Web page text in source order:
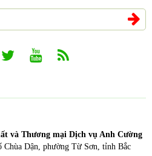
và Thương mại Dịch vụ Anh Cường
Chùa Dận, phường Từ Sơn, tỉnh Bắc